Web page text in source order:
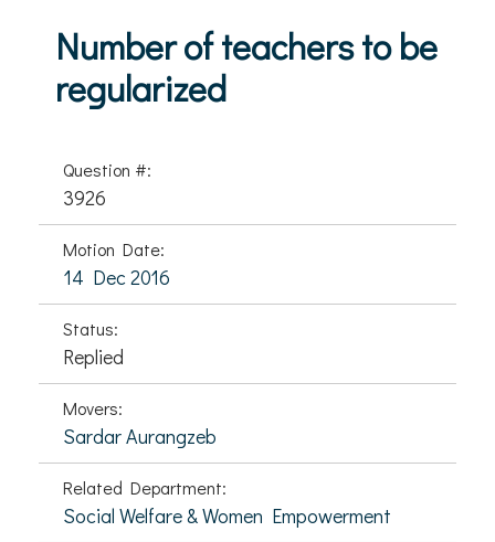
Number of teachers to be
regularized
Question #:
3926
Motion Date:
14 Dec 2016
Status:
Replied
Movers:
Sardar Aurangzeb
Related Department:
Social Welfare & Women Empowerment